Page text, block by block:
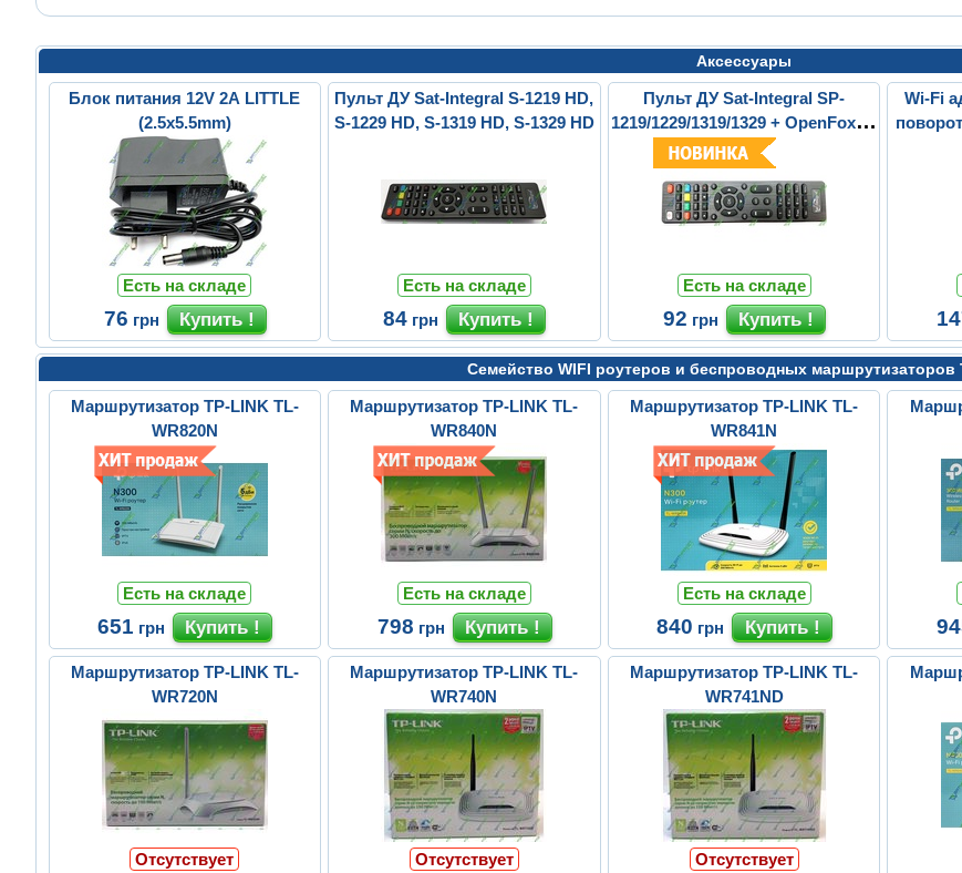
Аксессуары
Блок питания 12V 2A LITTLE
(2.5x5.5mm)
Есть на складе
76 грн
Пульт ДУ Sat-Integral S-1219 HD,
S-1229 HD, S-1319 HD, S-1329 HD
Есть на складе
84 грн
Пульт ДУ Sat-Integral SP-
1219/1229/1319/1329 + OpenFox X-
8/X8 com...
Есть на складе
92 грн
Wi-Fi
Семейство WIFI роутеров и беспроводных маршрутизаторов
Маршрутизатор TP-LINK TL-
WR820N
Есть на складе
651 грн
Маршрутизатор TP-LINK TL-
WR840N
Есть на складе
798 грн
Маршрутизатор TP-LINK TL-
WR841N
Есть на складе
840 грн
Маршрутизатор TP-LINK TL-
WR720N
Отсутствует
Маршрутизатор TP-LINK TL-
WR740N
Отсутствует
Маршрутизатор TP-LINK TL-
WR741ND
Отсутствует